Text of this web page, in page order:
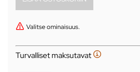
Valitse ominaisuus.
Turvalliset maksutavat